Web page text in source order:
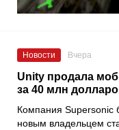
Новости Вчера
Unity продала
за 40 млн
Компания Supersonic
новым владельцем